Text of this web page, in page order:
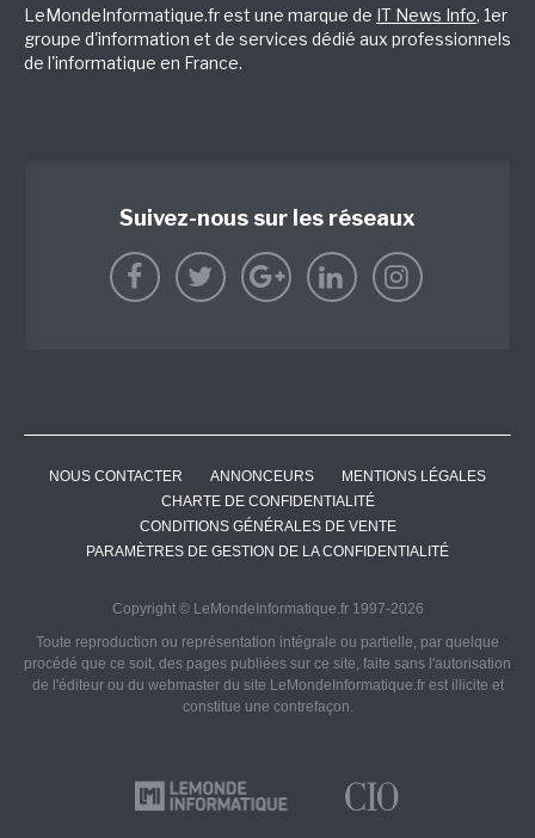
LeMondeInformatique.fr est une marque de IT News Info, 1er
groupe d'information et de services dédié aux professionnels
de l'informatique en France.
Suivez-nous sur les réseaux
NOUS CONTACTER ANNONCEURS
MENTIONS LÉGALES
CHARTE DE CONFIDENTIALITÉ
CONDITIONS GÉNÉRALES DE VENTE
PARAMÈTRES DE GESTION DE LA CONFIDENTIALITÉ
Copyright © LeMondeInformatique.fr 1997-2026
Toute reproduction ou représentation intégrale ou partielle, par quelque
procédé que ce soit, des pages publiées sur ce site, faite sans l'autorisation
de l'éditeur ou du webmaster du site LeMondeInformatique.fr est illicite et
constitue une contrefaçon.